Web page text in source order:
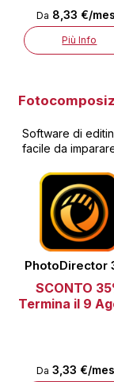
Da 8,33 €/
Più Info
Software di
facile da
PhotoDirector
SCONTO
Termina il 9
Da 3,33 €/